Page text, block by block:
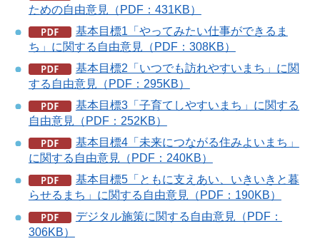
ための自由意見（PDF：431KB）
基本目標1「やってみたい仕事ができるま
ち」に関する自由意見（PDF：308KB）
基本目標2「いつでも訪れやすいまち」に関
する自由意見（PDF：295KB）
基本目標3「子育てしやすいまち」に関する
自由意見（PDF：252KB）
基本目標4「未来につながる住みよいまち」
に関する自由意見（PDF：240KB）
基本目標5「ともに支えあい、いきいきと暮
らせるまち」に関する自由意見（PDF：190KB）
デジタル施策に関する自由意見（PDF：
306KB）